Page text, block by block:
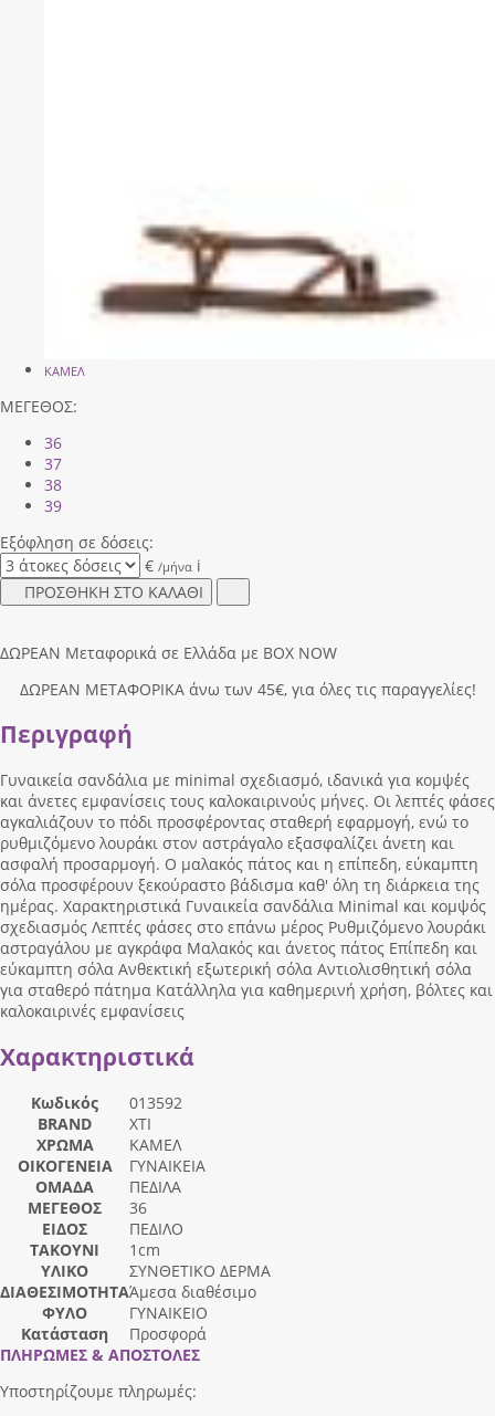
ΚΑΜΕΛ
ΜΕΓΕΘΟΣ:
36
37
38
39
Εξόφληση σε δόσεις:
€ /μήνα i
ΠΡΟΣΘΗΚΗ ΣΤΟ ΚΑΛΑΘΙ
ΔΩΡΕΑΝ Μεταφορικά σε Ελλάδα με BOX NOW
ΔΩΡΕΑΝ ΜΕΤΑΦΟΡΙΚΑ άνω των 45€, για όλες τις παραγγελίες!
Περιγραφή
Γυναικεία σανδάλια με minimal σχεδιασμό, ιδανικά για κομψές
και άνετες εμφανίσεις τους καλοκαιρινούς μήνες. Οι λεπτές φάσες
αγκαλιάζουν το πόδι προσφέροντας σταθερή εφαρμογή, ενώ το
ρυθμιζόμενο λουράκι στον αστράγαλο εξασφαλίζει άνετη και
ασφαλή προσαρμογή. Ο μαλακός πάτος και η επίπεδη, εύκαμπτη
σόλα προσφέρουν ξεκούραστο βάδισμα καθ' όλη τη διάρκεια της
ημέρας. Χαρακτηριστικά Γυναικεία σανδάλια Minimal και κομψός
σχεδιασμός Λεπτές φάσες στο επάνω μέρος Ρυθμιζόμενο λουράκι
αστραγάλου με αγκράφα Μαλακός και άνετος πάτος Επίπεδη και
εύκαμπτη σόλα Ανθεκτική εξωτερική σόλα Αντιολισθητική σόλα
για σταθερό πάτημα Κατάλληλα για καθημερινή χρήση, βόλτες και
καλοκαιρινές εμφανίσεις
Χαρακτηριστικά
Κωδικός
013592
BRAND
XTI
ΧΡΩΜΑ
ΚΑΜΕΛ
ΟΙΚΟΓΕΝΕΙΑ
ΓΥΝΑΙΚΕΙΑ
ΟΜΑΔΑ
ΠΕΔΙΛΑ
ΜΕΓΕΘΟΣ
36
ΕΙΔΟΣ
ΠΕΔΙΛΟ
ΤΑΚΟΥΝΙ
1cm
ΥΛΙΚΟ
ΣΥΝΘΕΤΙΚΟ ΔΕΡΜΑ
ΔΙΑΘΕΣΙΜΟΤΗΤΑΆμεσα διαθέσιμο
ΦΥΛΟ
ΓΥΝΑΙΚΕΙΟ
Κατάσταση
Προσφορά
ΠΛΗΡΩΜΕΣ & ΑΠΟΣΤΟΛΕΣ
Υποστηρίζουμε πληρωμές: